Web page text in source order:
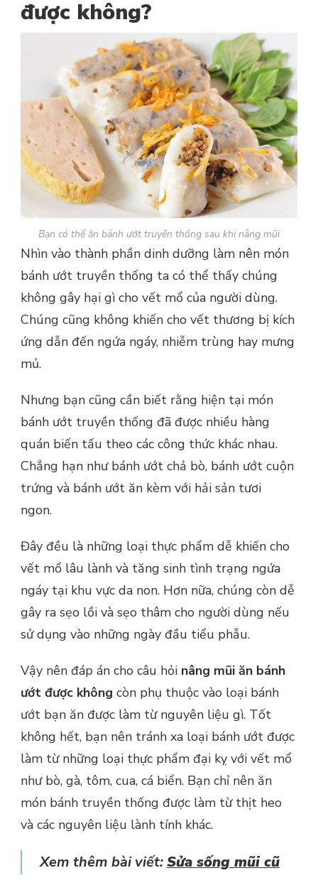
được không?
Bạn có thể ăn bánh ướt truyền thống sau khi nâng mũi
Nhìn vào thành phần dinh dưỡng làm nên món
bánh ướt truyền thống ta có thể thấy chúng
không gây hại gì cho vết mổ của người dùng.
Chúng cũng không khiến cho vết thương bị kích
ứng dẫn đến ngứa ngáy, nhiễm trùng hay mưng
mủ.
Nhưng bạn cũng cần biết rằng hiện tại món
bánh ướt truyền thống đã được nhiều hàng
quán biến tấu theo các công thức khác nhau.
Chẳng hạn như bánh ướt chả bò, bánh ướt cuộn
trứng và bánh ướt ăn kèm với hải sản tươi
ngon.
Đây đều là những loại thực phẩm dễ khiến cho
vết mổ lâu lành và tăng sinh tình trạng ngứa
ngáy tại khu vực da non. Hơn nữa, chúng còn dễ
gây ra sẹo lồi và sẹo thâm cho người dùng nếu
sử dụng vào những ngày đầu tiểu phẫu.
Vậy nên đáp án cho câu hỏi nâng mũi ăn bánh
ướt được không còn phụ thuộc vào loại bánh
ướt bạn ăn được làm từ nguyên liệu gì. Tốt
không hết, bạn nên tránh xa loại bánh ướt được
làm từ những loại thực phẩm đại kỵ với vết mổ
như bò, gà, tôm, cua, cá biển. Bạn chỉ nên ăn
món bánh truyền thống được làm từ thịt heo
và các nguyên liệu lành tính khác.
Xem thêm bài viết:Sửa sống mũi cũ